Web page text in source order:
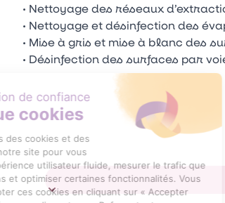
• Nettoyage des réseaux
• Nettoyage et désinfection des
• Mise à gris et mise à blanc des
• Désinfection des surfaces par